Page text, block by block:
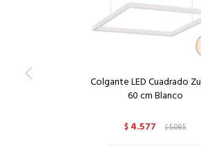
Colgante LED Cuadrado
60 cm Blanco
$ 4.577 $5.085